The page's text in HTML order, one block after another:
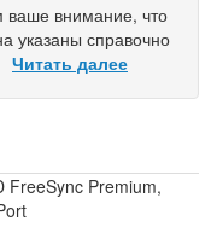
внимание, что
указаны справочно
Читать далее
FreeSync Premium,